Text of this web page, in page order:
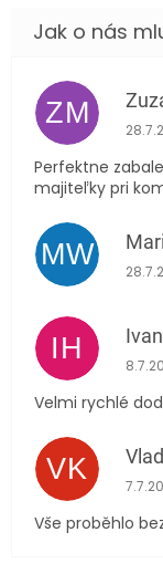
ZM
Perfektne
majiteľky pri
MW
IH
Velmi rychlé
VK
Vše proběhlo